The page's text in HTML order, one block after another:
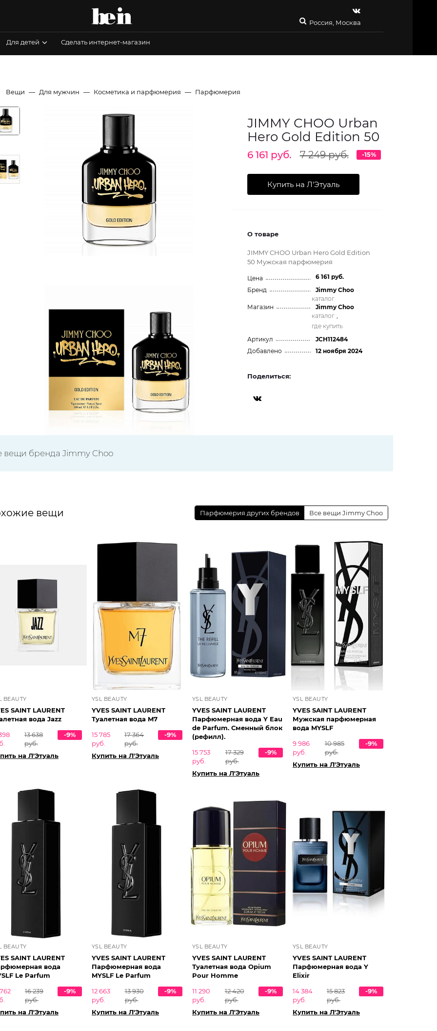
Россия, Москва
Для детей Сделать интернет-магазин
Вещи Для мужчин Косметика и парфюмерия Парфюмерия
JIMMY CHOO Urban
Hero Gold Edition 50
6 161 руб. 7 249 руб. -15%
Купить на Л'Этуаль
О товаре
JIMMY CHOO Urban Hero Gold Edition
50 Мужская парфюмерия
Цена
6 161 руб.
Бренд
Jimmy Choo
каталог
Магазин
Jimmy Choo
каталог ,
где купить
Артикул
JCH112484
Добавлено
12 ноября 2024
Поделиться:
вещи бренда Jimmy Choo
вещи Парфюмерия других брендов Все вещи Jimmy Choo
BEAUTY
SAINT LAURENT
вода Jazz
13 638
руб.
-9%
на Л'Этуаль
YSL BEAUTY
YVES SAINT LAURENT
Туалетная вода M7
15 785
руб.
17 364
руб.
-9%
Купить на Л'Этуаль
YSL BEAUTY
YVES SAINT LAURENT
Парфюмерная вода Y Eau
de Parfum. Сменный блок
(рефилл).
15 753
руб.
17 329
руб.
-9%
Купить на Л'Этуаль
YSL BEAUTY
YVES SAINT LAURENT
Мужская парфюмерная
вода MYSLF
9 986
руб.
10 985
руб.
-9%
Купить на Л'Этуаль
BEAUTY
SAINT LAURENT
вода
MYSLF Le Parfum
16 239
руб.
-9%
на Л'Этуаль
YSL BEAUTY
YVES SAINT LAURENT
Парфюмерная вода
MYSLF Le Parfum
12 663
руб.
13 930
руб.
-9%
Купить на Л'Этуаль
YSL BEAUTY
YVES SAINT LAURENT
Туалетная вода Opium
Pour Homme
11 290
руб.
12 420
руб.
-9%
Купить на Л'Этуаль
YSL BEAUTY
YVES SAINT LAURENT
Парфюмерная вода Y
Elixir
14 384
руб.
15 823
руб.
-9%
Купить на Л'Этуаль